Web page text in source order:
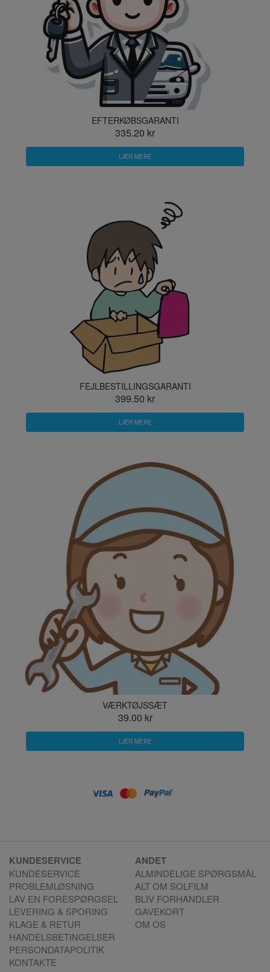
EFTERKØBSGARANTI
335.20 kr
LÆR MERE
FEJLBESTILLINGSGARANTI
399.50 kr
LÆR MERE
VÆRKTØJSSÆT
39.00 kr
LÆR MERE
KUNDESERVICE
KUNDESERVICE
PROBLEMLØSNING
LAV EN FORESPØRGSEL
LEVERING & SPORING
KLAGE & RETUR
HANDELSBETINGELSER
PERSONDATAPOLITIK
KONTAKTE
ANDET
ALMINDELIGE SPØRGSMÅL
ALT OM SOLFILM
BLIV FORHANDLER
GAVEKORT
OM OS